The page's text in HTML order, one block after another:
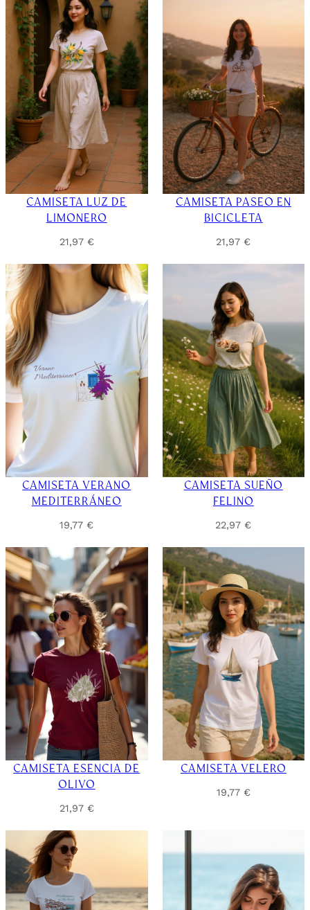
CAMISETA LUZ DE
LIMONERO
21,97 €
CAMISETA PASEO EN
BICICLETA
21,97 €
CAMISETA VERANO
MEDITERRÁNEO
19,77 €
CAMISETA SUEÑO
FELINO
22,97 €
CAMISETA ESENCIA DE
OLIVO
21,97 €
CAMISETA VELERO
19,77 €